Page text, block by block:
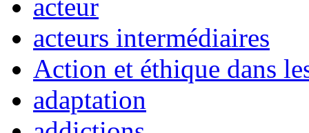
acteur
acteurs intermédiaires
Action et éthique dans
adaptation